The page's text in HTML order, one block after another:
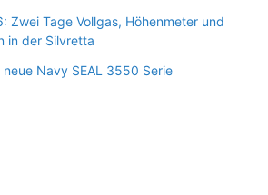
Zwei Tage Vollgas, Höhenmeter und
in der Silvretta
Navy SEAL 3550 Serie